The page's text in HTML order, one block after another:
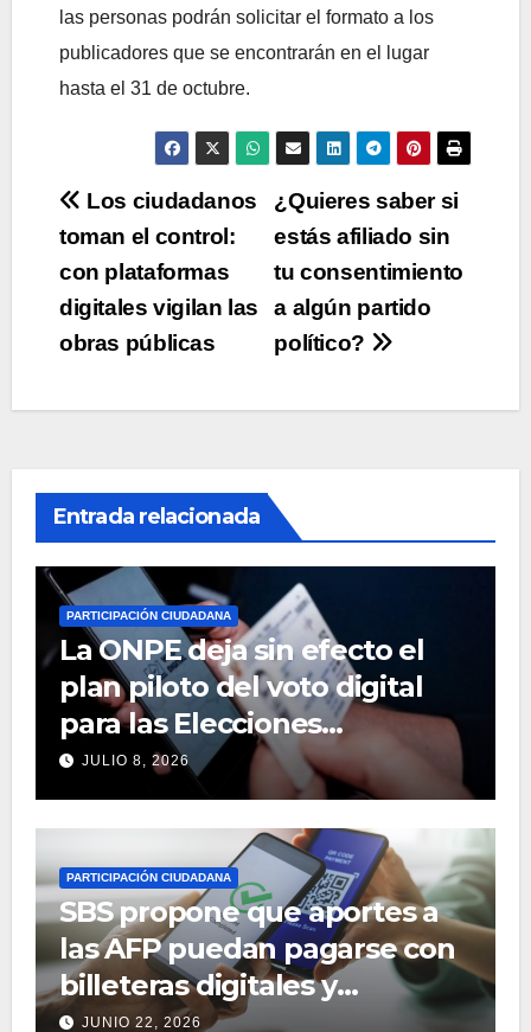
las personas podrán solicitar el formato a los
publicadores que se encontrarán en el lugar
hasta el 31 de octubre.
Navegación
de
entradas
¿Quieres saber si
estás afiliado sin
tu consentimiento
a algún partido
político?
Los ciudadanos
toman el control:
con plataformas
digitales vigilan las
obras públicas
Entrada relacionada
PARTICIPACIÓN CIUDADANA
La ONPE deja sin efecto el
plan piloto del voto digital
para las Elecciones
Regionales y Municipales
2026
JULIO 8, 2026
PARTICIPACIÓN CIUDADANA
SBS propone que aportes a
las AFP puedan pagarse con
billeteras digitales y
aplicativos móviles
JUNIO 22, 2026